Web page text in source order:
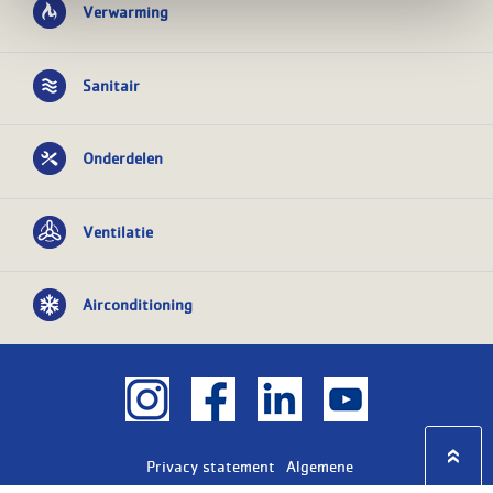
Verwarming
Sanitair
Onderdelen
Ventilatie
Airconditioning
Privacy statement
Algemene